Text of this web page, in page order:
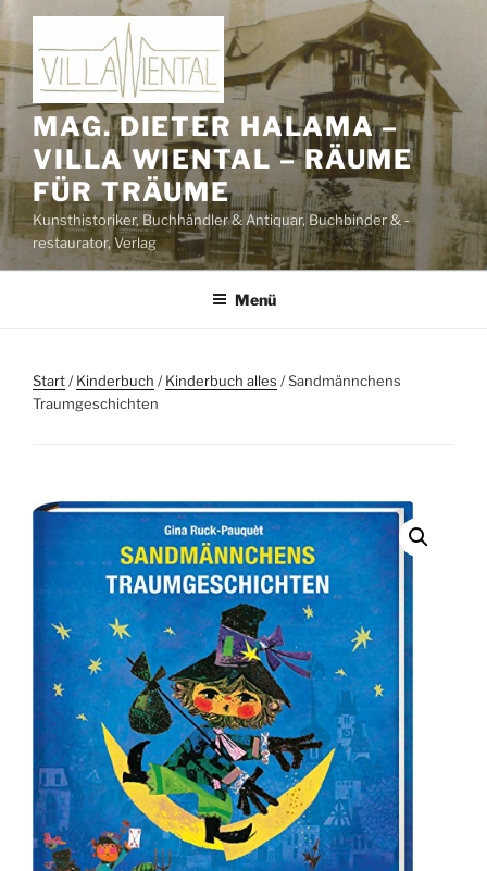
Zum
Inhalt
springen
MAG. DIETER HALAMA –
VILLA WIENTAL – RÄUME
FÜR TRÄUME
Kunsthistoriker, Buchhändler & Antiquar, Buchbinder & -
restaurator, Verlag
Menü
Start/Kinderbuch /Kinderbuch alles / Sandmännchens
Traumgeschichten